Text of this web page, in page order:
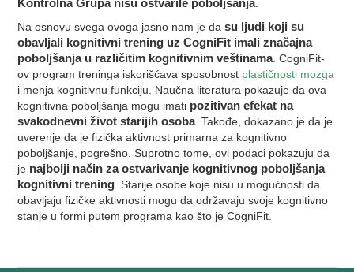
Kontrolna Grupa nisu ostvarile poboljšanja.
Na osnovu svega ovoga jasno nam je dasu ljudi koji su
obavljali kognitivni trening uz CogniFit imali značajna
poboljšanja u različitim kognitivnim veštinama. CogniFit-
ov program treninga iskorišćava sposobnost plastičnosti mozga
i menja kognitivnu funkciju. Naučna literatura pokazuje da ova
kognitivna poboljšanja mogu imati pozitivan efekat na
svakodnevni život starijih osoba. Takođe, dokazano je da je
uverenje da je fizička aktivnost primarna za kognitivno
poboljšanje, pogrešno. Suprotno tome, ovi podaci pokazuju da
je najbolji način za ostvarivanje kognitivnog poboljšanja
kognitivni trening . Starije osobe koje nisu u mogućnosti da
obavljaju fizičke aktivnosti mogu da održavaju svoje kognitivno
stanje u formi putem programa kao što je CogniFit.